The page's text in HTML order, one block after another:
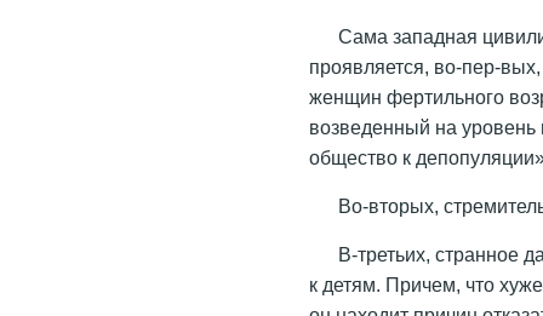
Сама западная
проявляется, во-пер-
женщин фертильного
возведенный на
общество к
Во-вторых,
В-третьих, странное
к детям. Причем, что